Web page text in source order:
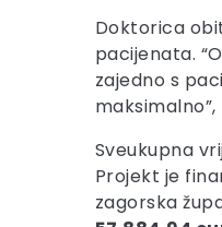
Doktorica
pacijenata.
zajedno s
Sveukupna
Projekt je
zagorska